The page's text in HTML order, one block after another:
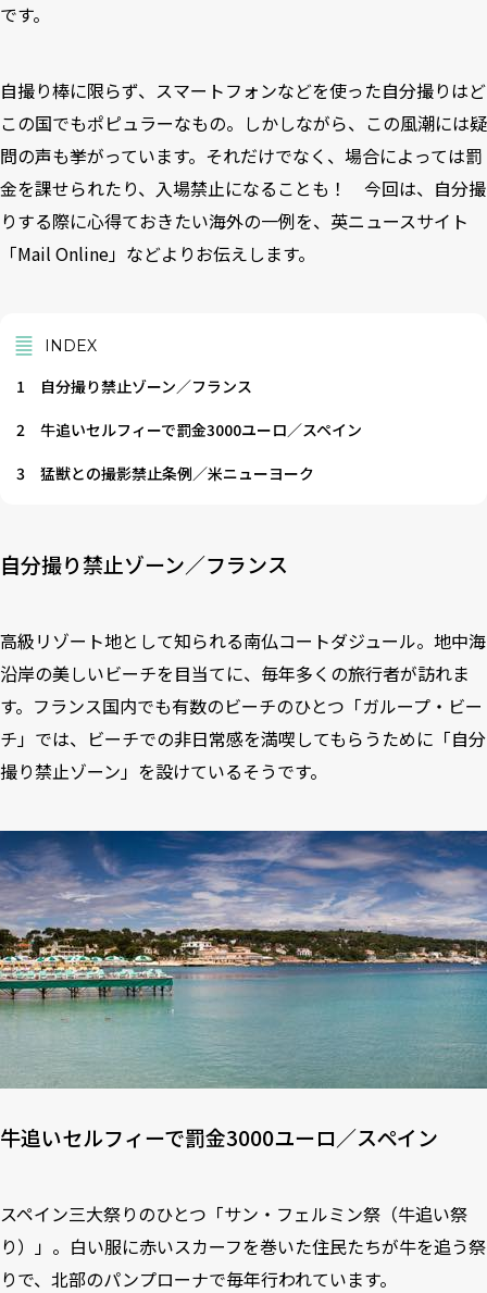
です。
自撮り棒に限らず、スマートフォンなどを使った自分撮りはど
この国でもポピュラーなもの。しかしながら、この風潮には疑
問の声も挙がっています。それだけでなく、場合によっては罰
金を課せられたり、入場禁止になることも！ 今回は、自分撮
りする際に心得ておきたい海外の一例を、英ニュースサイト
「Mail Online」などよりお伝えします。
INDEX
1
自分撮り禁止ゾーン／フランス
2
牛追いセルフィーで罰金3000ユーロ／スペイン
3
猛獣との撮影禁止条例／米ニューヨーク
自分撮り禁止ゾーン／フランス
高級リゾート地として知られる南仏コートダジュール。地中海
沿岸の美しいビーチを目当てに、毎年多くの旅行者が訪れま
す。フランス国内でも有数のビーチのひとつ「ガループ・ビー
チ」では、ビーチでの非日常感を満喫してもらうために「自分
撮り禁止ゾーン」を設けているそうです。
牛追いセルフィーで罰金3000ユーロ／スペイン
スペイン三大祭りのひとつ「サン・フェルミン祭（牛追い祭
り）」。白い服に赤いスカーフを巻いた住民たちが牛を追う祭
りで、北部のパンプローナで毎年行われています。